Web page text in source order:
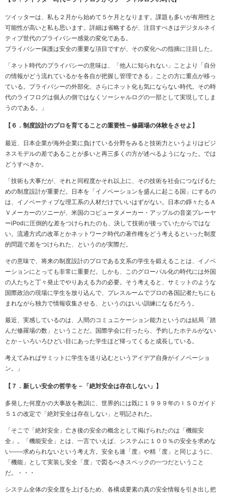
ツイッターは、私も２月から始めて５ケ月となります。課題も多いが有用性と
可能性が高いと私も思います。詳細は省略するが、注目すべきはデジタルネイ
ティブ世代のプライバシー感覚の変化である。
プライバシー保護は安全の重要な項目ですが、その変化への指摘に注目した。
「ネット時代のプライバシーの意味は、「他人に知られない」ことより「自分
の情報がどう流れているかを各自が把握し管理できる」ことの方に重点が移っ
ている。プライバシーの外部化、さらにネット化も気にならない時代。その時
代のライフログは個人の側ではなくソーシャルログの一部として実現してしま
うのである。」
【６．制度設計のプロを育てることの重要性～修羅場の体験をさせよ】
最近、日本企業が海外企業に負けている分野をみると技術力というよりはビジ
ネスモデルの差であることが多いと再三多くの方が述べるようになった。では
どうすべきか。
「技術も大事だが、それと同程度かそれ以上に、その技術を社会につなげるた
めの制度設計が重要だ。日本を「イノベーションを盛んに起こる国」にするの
は、イノベーティブな理工系の人材だけでいいはずがない。日本の錚々たるＡ
Ｖメーカーのソニーが、米国のコピュータメーカー・アップルの音楽プレーヤ
ーiPodに圧倒的な差をつけられたのも、決して技術が後っていたからではな
い。流通方式の改革とかネットワーク時代の著作権をどう考えるといった制度
的問題で差をつけられた、というのが実際だ。
その意味で、将来の制度設計のプロである文系の学生を鍛えることは、イノベ
ーションにとっても非常に重要だ。しかも、このグローバル化の時代には外国
の人たちと丁々発止でやりあえる力の必要。そう考えると、サミットのような
国際政治の現場に学生を放り込んで、プレスルームでプロの各国記者たちにも
まれながら独力で情報収集させる、というのはいい訓練になるだろう。
最近、実感しているのは、人間のコミュニケーション能力というのは結局「踏
んだ修羅場の数」ということだ。国際学会に行ったら、予約したホテルがない
とか－いろいろひどい目にあった学生ほど帰ってくると成長している。
考えてみればサミットに学生を送り込むというアイデア自身がイノベーショ
ン。」
【７．新しい安全の哲学を－「絶対安全は存在しない」】
多発した何度かの大事故を教訓に、世界的には既に１９９９年のＩＳＯガイド
５１の改定で「絶対安全は存在しない」と明記された。
「そこで「絶対安全」亡き後の安全の概念として掲げられたのは「機能安
全」。「機能安全」とは、一言でいえば、システムに１００％の安全を求めな
い――求められないという考え方。安全も速「度」や精「度」と同じように、
「機能」として実装し安全「度」で図るべきスペックの一つだということ
だ。・・・
システム全体の安全度を上げるため、各構成要素の真の安全情報を引き出し把